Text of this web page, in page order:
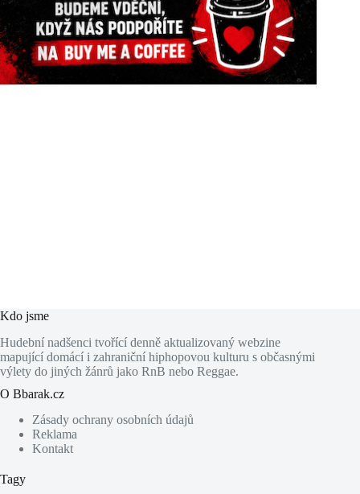
Kdo jsme
Hudební nadšenci tvořící denně aktualizovaný webzine
mapující domácí i zahraniční hiphopovou kulturu s občasnými
výlety do jiných žánrů jako RnB nebo Reggae.
O Bbarak.cz
Zásady ochrany osobních údajů
Reklama
Kontakt
Tagy